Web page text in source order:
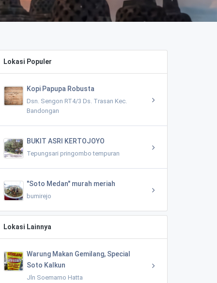
Lokasi Populer
Kopi Papupa Robusta
Dsn. Sengon RT4/3 Ds. Trasan Kec.
Bandongan
BUKIT ASRI KERTOJOYO
Tepungsari pringombo tempuran
"Soto Medan" murah meriah
bumirejo
Lokasi Lainnya
Warung Makan Gemilang, Special
Soto Kalkun
Jln Soemarno Hatta